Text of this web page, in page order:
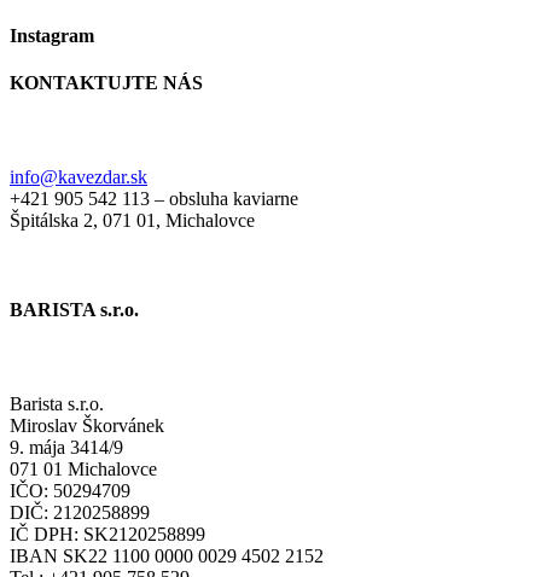
Instagram
KONTAKTUJTE NÁS
info@kavezdar.sk
+421 905 542 113 – obsluha kaviarne
Špitálska 2, 071 01, Michalovce
BARISTA s.r.o.
Barista s.r.o.
Miroslav Škorvánek
9. mája 3414/9
071 01 Michalovce
IČO: 50294709
DIČ: 2120258899
IČ DPH: SK2120258899
IBAN SK22 1100 0000 0029 4502 2152